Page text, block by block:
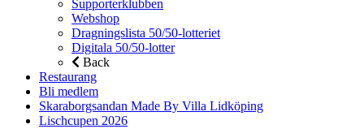
Supporterklubben
Webshop
Dragningslista 50/50-lotteriet
Digitala 50/50-lotter
Back
Restaurang
Bli medlem
Skaraborgsandan Made By Villa Lidköping
Lischcupen 2026